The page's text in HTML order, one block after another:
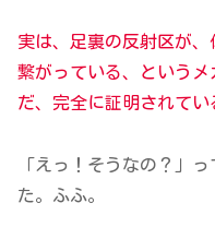
実は、足裏の反射区が
繋がっている、という
だ、完全に証明されてい
「えっ！そうなの？」
た。ふふ。